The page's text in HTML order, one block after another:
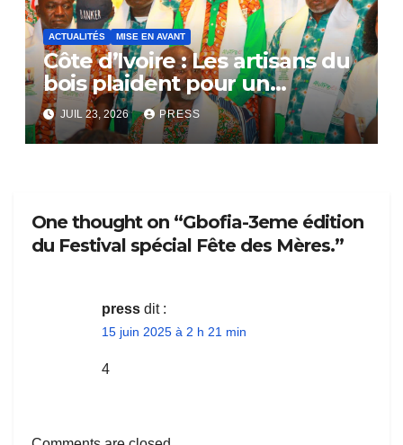
ACTUALITÉS MISE EN AVANT
Côte d’Ivoire : Les artisans du
bois plaident pour un
dialogue national
JUIL 23, 2026 PRESS
One thought on “Gbofia-3eme édition
du Festival spécial Fête des Mères.”
press dit :
15 juin 2025 à 2 h 21 min
4